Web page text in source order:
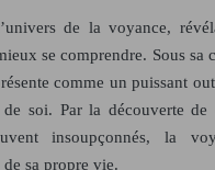
de la voyance,
se comprendre. Sous sa
comme un puissant
de soi. Par la découverte de
insoupçonnés, la
sa propre vie.